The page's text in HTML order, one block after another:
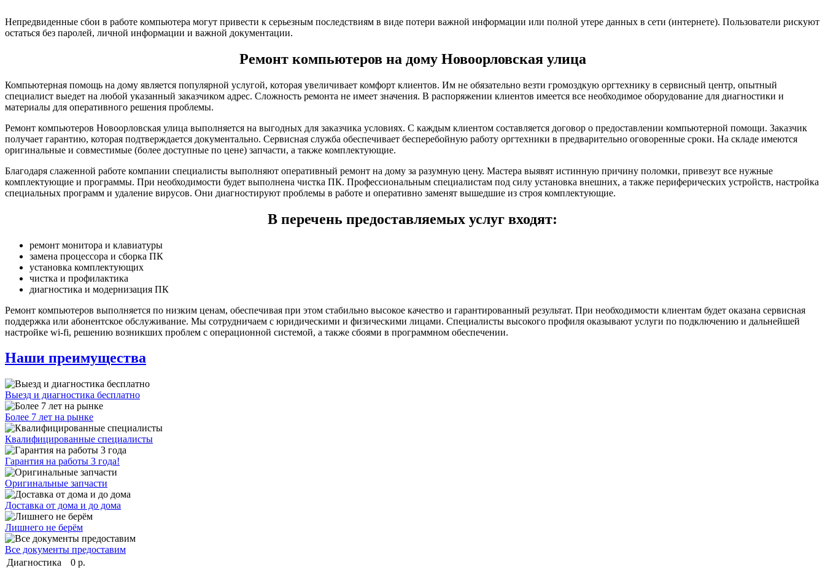
Непредвиденные сбои в работе компьютера могут привести к серьезным последствиям в виде потери важной информации или полной утере данных в сети (интернете). Пользователи рискуют
остаться без паролей, личной информации и важной документации.
Ремонт компьютеров на дому Новоорловская улица
Компьютерная помощь на дому является популярной услугой, которая увеличивает комфорт клиентов. Им не обязательно везти громоздкую оргтехнику в сервисный центр, опытный
специалист выедет на любой указанный заказчиком адрес. Сложность ремонта не имеет значения. В распоряжении клиентов имеется все необходимое оборудование для диагностики и
материалы для оперативного решения проблемы.
Ремонт компьютеров Новоорловская улица выполняется на выгодных для заказчика условиях. С каждым клиентом составляется договор о предоставлении компьютерной помощи. Заказчик
получает гарантию, которая подтверждается документально. Сервисная служба обеспечивает бесперебойную работу оргтехники в предварительно оговоренные сроки. На складе имеются
оригинальные и совместимые (более доступные по цене) запчасти, а также комплектующие.
Благодаря слаженной работе компании специалисты выполняют оперативный ремонт на дому за разумную цену. Мастера выявят истинную причину поломки, привезут все нужные
комплектующие и программы. При необходимости будет выполнена чистка ПК. Профессиональным специалистам под силу установка внешних, а также периферических устройств, настройка
специальных программ и удаление вирусов. Они диагностируют проблемы в работе и оперативно заменят вышедшие из строя комплектующие.
В перечень предоставляемых услуг входят:
ремонт монитора и клавиатуры
замена процессора и сборка ПК
установка комплектующих
чистка и профилактика
диагностика и модернизация ПК
Ремонт компьютеров выполняется по низким ценам, обеспечивая при этом стабильно высокое качество и гарантированный результат. При необходимости клиентам будет оказана сервисная
поддержка или абонентское обслуживание. Мы сотрудничаем с юридическими и физическими лицами. Специалисты высокого профиля оказывают услуги по подключению и дальнейшей
настройке wi-fi, решению возникших проблем с операционной системой, а также сбоями в программном обеспечении.
Наши преимущества
Выезд и диагностика бесплатно
Более 7 лет на рынке
Квалифицированные специалисты
Гарантия на работы 3 года!
Оригинальные запчасти
Доставка от дома и до дома
Лишнего не берём
Все документы предоставим
Диагностика
0 р.